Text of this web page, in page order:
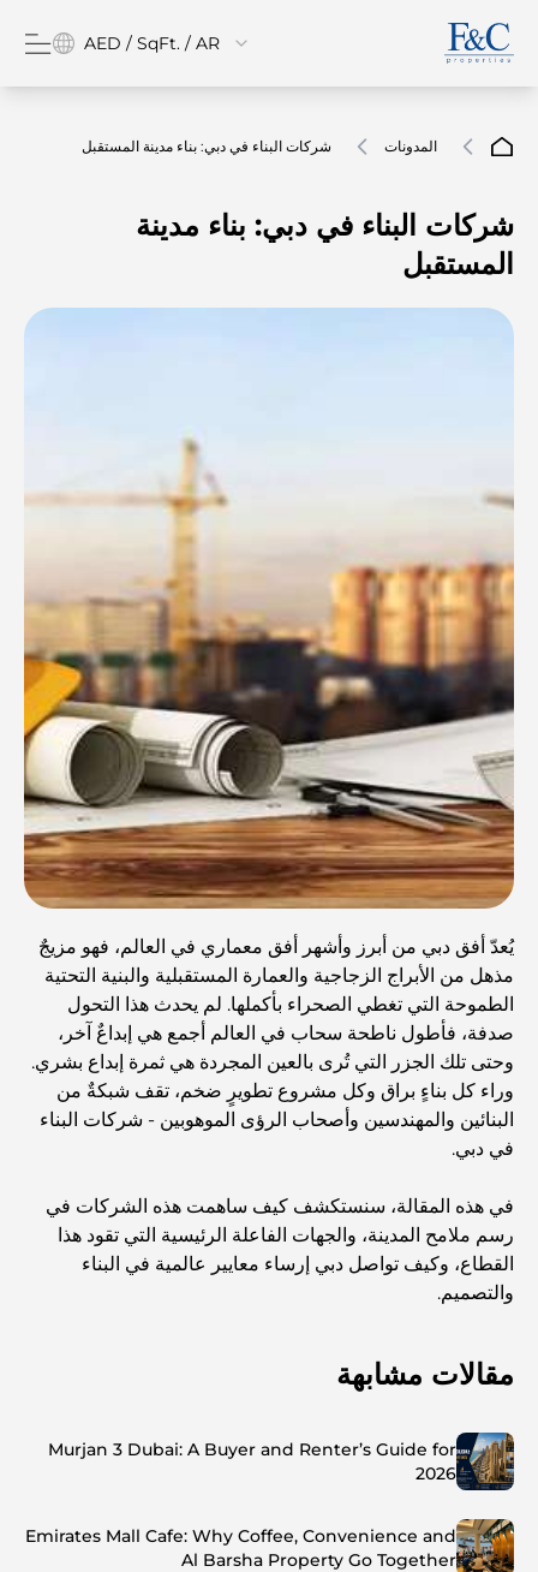
AED / SqFt. / AR
المدونات شركات البناء في دبي: بناء مدينة المستقبل
شركات البناء في دبي: بناء مدينة
المستقبل
يُعدّ أفق دبي من أبرز وأشهر أفق معماري في العالم، فهو مزيجٌ
مذهل من الأبراج الزجاجية والعمارة المستقبلية والبنية التحتية
الطموحة التي تغطي الصحراء بأكملها. لم يحدث هذا التحول
صدفة، فأطول ناطحة سحاب في العالم أجمع هي إبداعٌ آخر،
وحتى تلك الجزر التي تُرى بالعين المجردة هي ثمرة إبداع بشري.
وراء كل بناءٍ براق وكل مشروع تطويرٍ ضخم، تقف شبكةٌ من
البنائين والمهندسين وأصحاب الرؤى الموهوبين - شركات البناء
في دبي.
في هذه المقالة، سنستكشف كيف ساهمت هذه الشركات في
رسم ملامح المدينة، والجهات الفاعلة الرئيسية التي تقود هذا
القطاع، وكيف تواصل دبي إرساء معايير عالمية في البناء
والتصميم.
مقالات مشابهة
Murjan 3 Dubai: A Buyer and Renter’s Guide for
2026
Emirates Mall Cafe: Why Coffee, Convenience and
Al Barsha Property Go Together